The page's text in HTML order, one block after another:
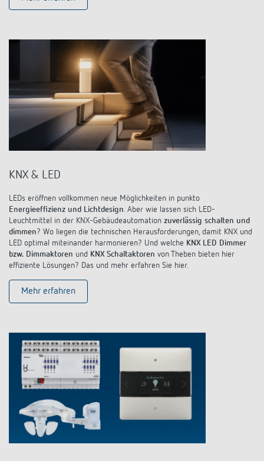
KNX & LED
LEDs eröffnen vollkommen neue Möglichkeiten in punkto
Energieeffizienz und Lichtdesign . Aber wie lassen sich LED-
Leuchtmittel in der KNX-Gebäudeautomation zuverlässig schalten und
dimmen? Wo liegen die technischen Herausforderungen, damit KNX und
LED optimal miteinander harmonieren? Und welche KNX LED Dimmer
bzw. Dimmaktoren und KNX Schaltaktoren von Theben bieten hier
effiziente Lösungen? Das und mehr erfahren Sie hier.
Mehr erfahren